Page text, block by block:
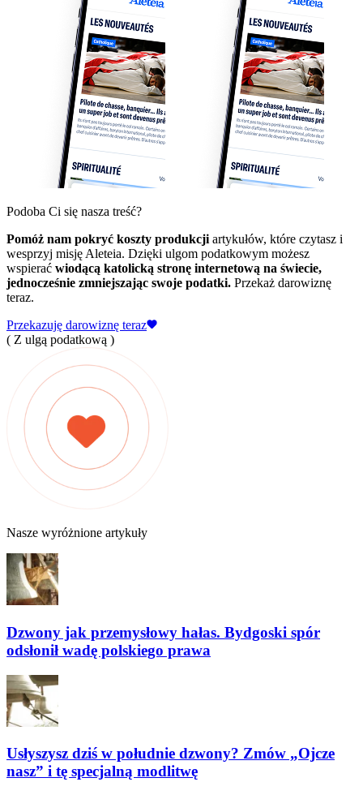
Podoba Ci się nasza treść?
Pomóż nam pokryć koszty produkcji artykułów, które czytasz i
wesprzyj misję Aleteia. Dzięki ulgom podatkowym możesz
wspierać wiodącą katolicką stronę internetową na świecie,
jednocześnie zmniejszając swoje podatki. Przekaż darowiznę
teraz.
Przekazuję darowiznę teraz
( Z ulgą podatkową )
Nasze wyróżnione artykuły
Dzwony jak przemysłowy hałas. Bydgoski spór
odsłonił wadę polskiego prawa
Usłyszysz dziś w południe dzwony? Zmów „Ojcze
nasz” i tę specjalną modlitwę